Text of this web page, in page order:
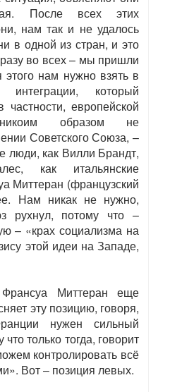
После всех этих
нам так и не удалось
в одной из стран, и это
во всех – мы пришли
нам нужно взять в
который
европейской
образом не
Советского Союза, –
люди, как Вилли Брандт,
как итальянские
Миттеран (французский
Нам никак не нужно,
рухнул, потому что –
– «крах социализма на
этой идеи на Западе,
Миттеран еще
эту позицию, говоря,
нужен сильный
только тогда, говорит
контролировать всё
Вот – позиция левых.